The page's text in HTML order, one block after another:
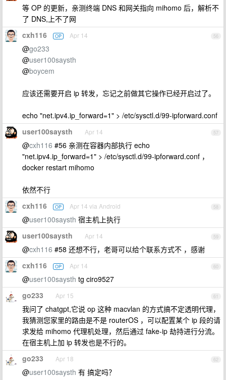
等 OP 的更新，亲测终端 DNS 和网关指向 mihomo 后，解析不
了 DNS,上不了网
56
cxh116 OP Apr 14
@go233
@user100saysth
@boycem
应该还需要开启 ip 转发，忘记之前做其它操作已经开启过了。
echo "net.ipv4.ip_forward=1" > /etc/sysctl.d/99-ipforward.conf
57
user100saysth Apr 14
@cxh116 #56 亲测在容器内部执行 echo
"net.ipv4.ip_forward=1" > /etc/sysctl.d/99-ipforward.conf ，
docker restart mihomo
依然不行
58
cxh116 OP Apr 14 via Android
@user100saysth 宿主机上执行
59
user100saysth Apr 14
@cxh116 #58 还想不行，老哥可以给个联系方式不 ，感谢
60
cxh116 OP Apr 14
@user100saysth tg ciro9527
61
go233 Apr 15
我问了 chatgpt,它说 op 这种 macvlan 的方式搞不定透明代理，
我猜测您家里的路由是不是 routerOS ，可以配置某个 ip 段的请
求发给 mihomo 代理机处理，然后通过 fake-ip 劫持进行分流。
在宿主机上加 ip 转发也是不行的。
62
go233 Apr 18
@user100saysth 有 搞定吗？